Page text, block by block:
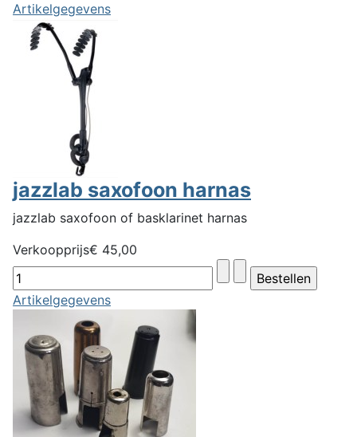
Artikelgegevens
jazzlab saxofoon harnas
jazzlab saxofoon of basklarinet harnas
Verkoopprijs€ 45,00
Artikelgegevens